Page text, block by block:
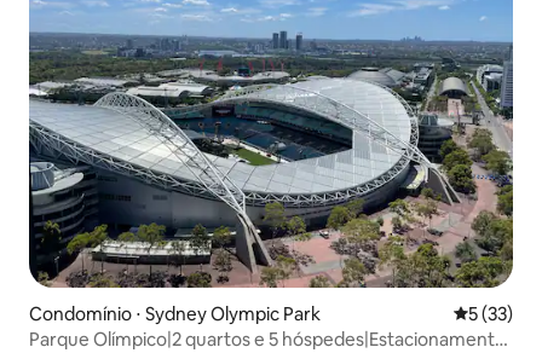
Condomínio ⋅ Sydney Olympic Park 5 de uma
5 (33)
Parque Olímpico|2 quartos e 5 hóspedes|Estacionamento